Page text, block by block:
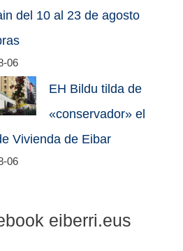
del 10 al 23 de agosto
06
EH Bildu tilda de
«conservador» el
Vivienda de Eibar
06
eiberri.eus